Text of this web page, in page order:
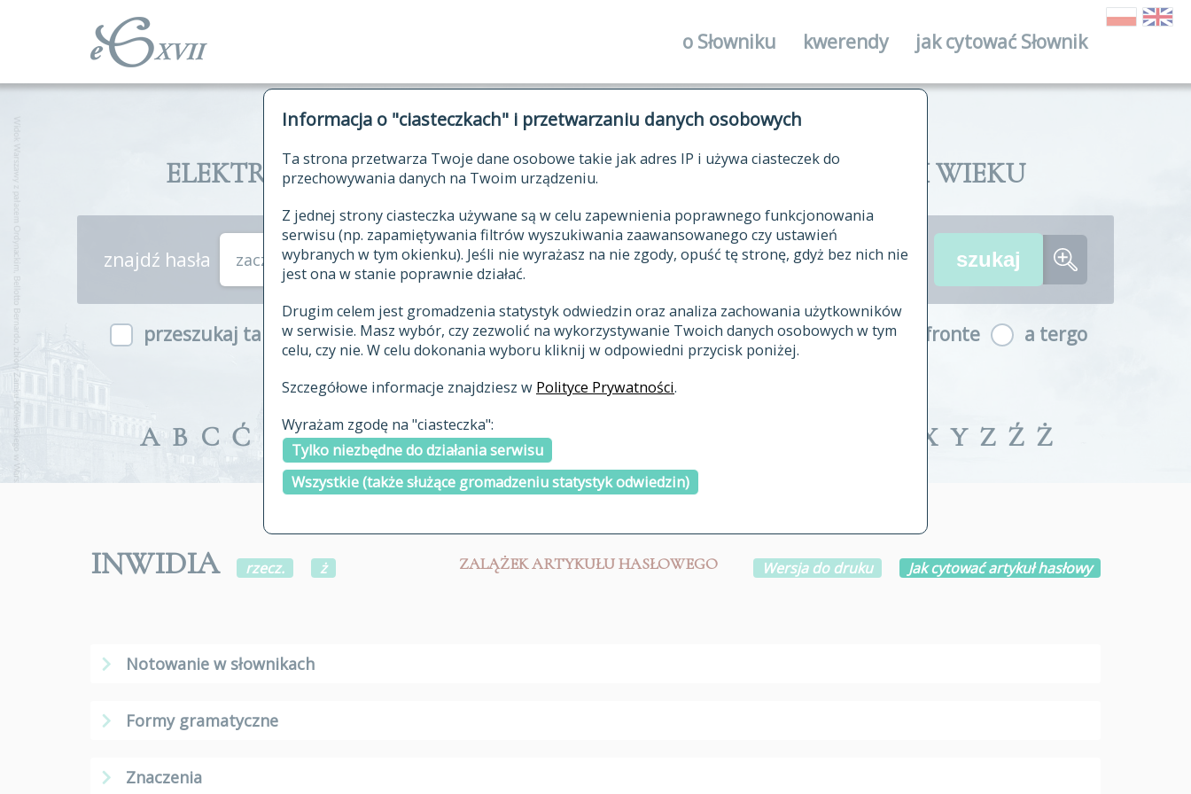
Informacja o "ciasteczkach" i przetwarzaniu danych osobowych
Ta strona przetwarza Twoje dane osobowe takie jak adres IP i używa ciasteczek do
przechowywania danych na Twoim urządzeniu.
Z jednej strony ciasteczka używane są w celu zapewnienia poprawnego funkcjonowania
serwisu (np. zapamiętywania filtrów wyszukiwania zaawansowanego czy ustawień
wybranych w tym okienku). Jeśli nie wyrażasz na nie zgody, opuść tę stronę, gdyż bez nich nie
jest ona w stanie poprawnie działać.
Drugim celem jest gromadzenia statystyk odwiedzin oraz analiza zachowania użytkowników
w serwisie. Masz wybór, czy zezwolić na wykorzystywanie Twoich danych osobowych w tym
celu, czy nie. W celu dokonania wyboru kliknij w odpowiedni przycisk poniżej.
Szczegółowe informacje znajdziesz w Polityce Prywatności.
Wyrażam zgodę na "ciasteczka":
Tylko niezbędne do działania serwisu
Wszystkie (także służące gromadzeniu statystyk odwiedzin)
o Słowniku
historia
publikacje
autorzy tekstów źródłowych
zasady opracowania
najnowsze hasła
ostatnio zmodyfikowane
kwerendy jak cytować Słownik
ELEKTRONICZNY SŁOWNIK JĘZYKA POLSKIEGO XVII I XVIII WIEKU
znajdź hasła zaczynające się od
przeszukaj także hasła w indeksie a fronte a tergo
A B C Ć E F G H I J K L Ł M X Y Z Ź Ż
INWIDIA rzecz. ż ZALĄŻEK ARTYKUŁU HASŁOWEGO Wersja do druku Jak cytować artykuł hasłowy
Notowanie w słownikach
Formy gramatyczne
Znaczenia